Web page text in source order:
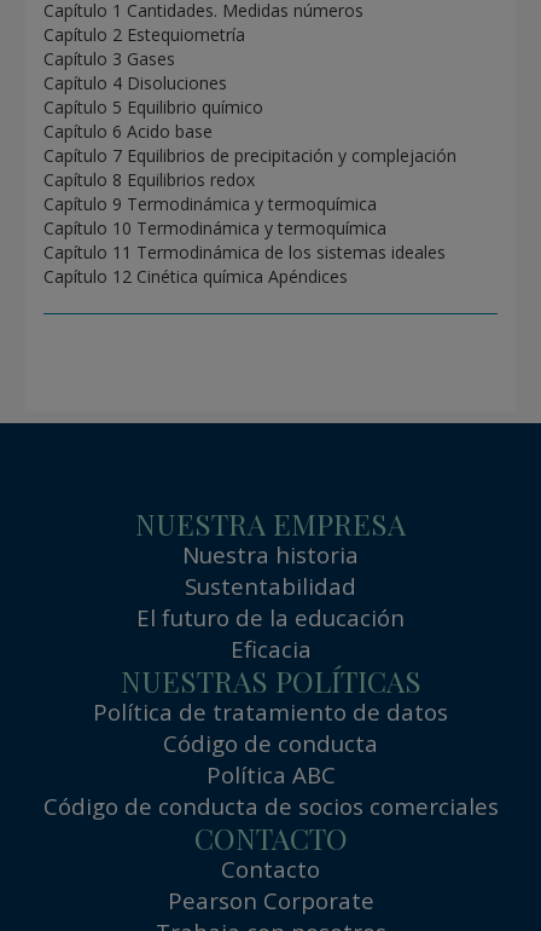
Capítulo 1 Cantidades. Medidas números
Capítulo 2 Estequiometría
Capítulo 3 Gases
Capítulo 4 Disoluciones
Capítulo 5 Equilibrio químico
Capítulo 6 Acido base
Capítulo 7 Equilibrios de precipitación y complejación
Capítulo 8 Equilibrios redox
Capítulo 9 Termodinámica y termoquímica
Capítulo 10 Termodinámica y termoquímica
Capítulo 11 Termodinámica de los sistemas ideales
Capítulo 12 Cinética química Apéndices
NUESTRA EMPRESA
Nuestra historia
Sustentabilidad
El futuro de la educación
Eficacia
NUESTRAS POLÍTICAS
Política de tratamiento de datos
Código de conducta
Política ABC
Código de conducta de socios comerciales
CONTACTO
Contacto
Pearson Corporate